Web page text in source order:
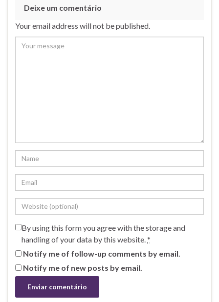
Deixe um comentário
Your email address will not be published.
By using this form you agree with the storage and
handling of your data by this website.*
Notify me of follow-up comments by email.
Notify me of new posts by email.